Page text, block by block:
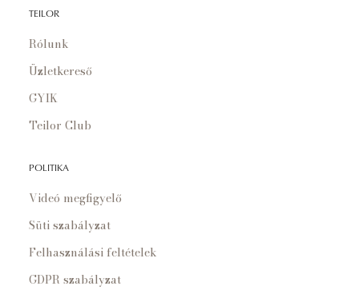
TEILOR
Rólunk
Üzletkereső
GYIK
Teilor Club
POLITIKA
Videó megfigyelő
Süti szabályzat
Felhasználási feltételek
GDPR szabályzat